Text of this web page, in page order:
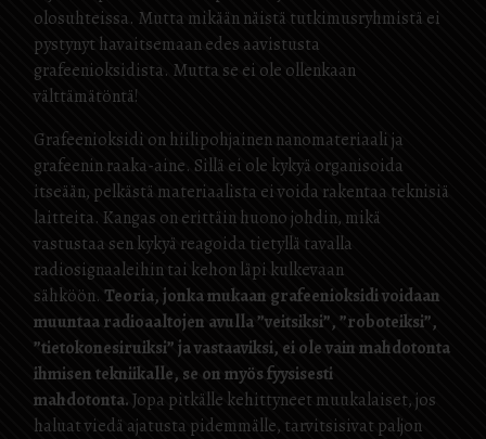
olosuhteissa. Mutta mikään näistä tutkimusryhmistä ei
pystynyt havaitsemaan edes aavistusta
grafeenioksidista. Mutta se ei ole ollenkaan
välttämätöntä!
Grafeenioksidi on hiilipohjainen nanomateriaali ja
grafeenin raaka-aine. Sillä ei ole kykyä organisoida
itseään, pelkästä materiaalista ei voida rakentaa teknisiä
laitteita. Kangas on erittäin huono johdin, mikä
vastustaa sen kykyä reagoida tietyllä tavalla
radiosignaaleihin tai kehon läpi kulkevaan
sähköön. Teoria, jonka mukaan grafeenioksidi voidaan
muuntaa radioaaltojen avulla ”veitsiksi”, ”roboteiksi”,
”tietokonesiruiksi” ja vastaaviksi, ei ole vain mahdotonta
ihmisen tekniikalle, se on myös fyysisesti
mahdotonta.Jopa pitkälle kehittyneet muukalaiset, jos
haluat viedä ajatusta pidemmälle, tarvitsisivat paljon